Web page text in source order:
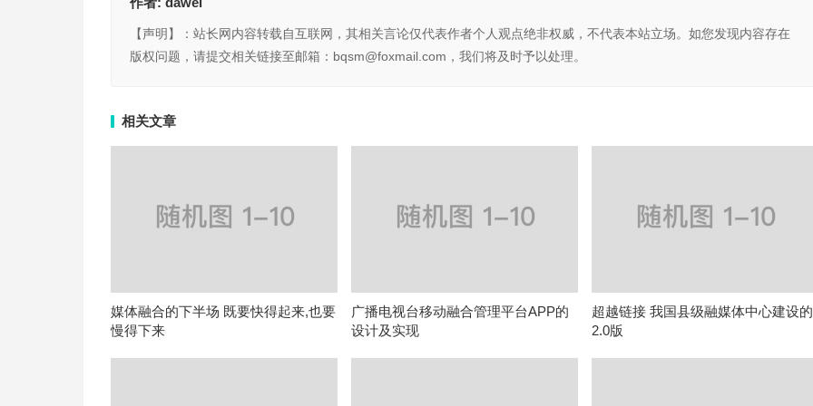
【声明】：站长网内容转载自互联网，其相关言论仅代表作者个人观点绝非权威，不代表本站立场。如您发现内容存在
版权问题，请提交相关链接至邮箱：bqsm@foxmail.com，我们将及时予以处理。
相关文章
媒体融合的下半场 既要快得起来,也要
慢得下来
广播电视台移动融合管理平台APP的
设计及实现
超越链接 我国县级融媒体中心建设的
2.0版